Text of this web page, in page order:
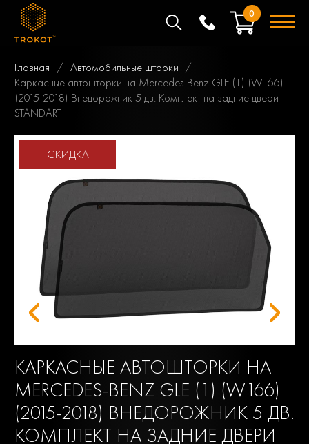
0
Главная
Автомобильные шторки
Каркасные автошторки на Mercedes-Benz GLE (1) (W166)
(2015-2018) Внедорожник 5 дв. Комплект на задние двери
STANDART
КАРКАСНЫЕ АВТОШТОРКИ НА
MERCEDES-BENZ GLE (1) (W166)
(2015-2018) ВНЕДОРОЖНИК 5 ДВ.
КОМПЛЕКТ НА ЗАДНИЕ ДВЕРИ
СКИДКА